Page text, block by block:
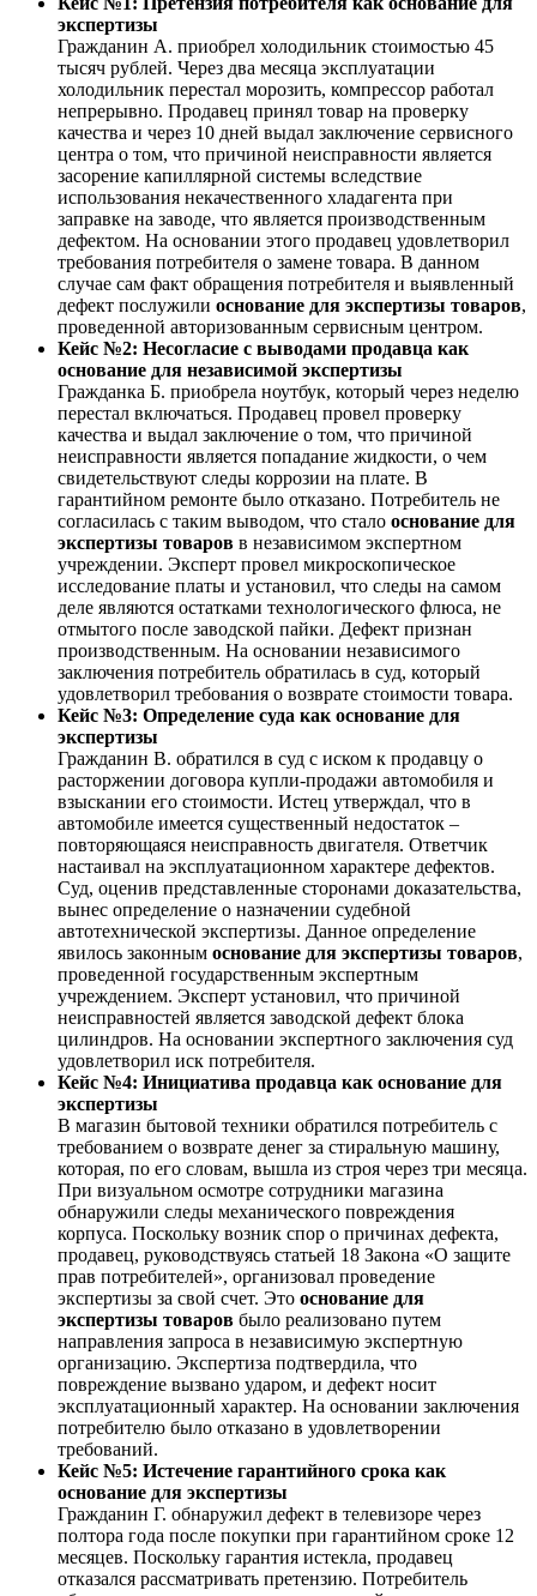
экспертизы
Гражданин А. приобрел холодильник стоимостью 45
тысяч рублей. Через два месяца эксплуатации
холодильник перестал морозить, компрессор работал
непрерывно. Продавец принял товар на проверку
качества и через 10 дней выдал заключение сервисного
центра о том, что причиной неисправности является
засорение капиллярной системы вследствие
использования некачественного хладагента при
заправке на заводе, что является производственным
дефектом. На основании этого продавец удовлетворил
требования потребителя о замене товара. В данном
случае сам факт обращения потребителя и выявленный
дефект послужили основание для экспертизы товаров,
проведенной авторизованным сервисным центром.
Кейс №2: Несогласие с выводами продавца как
основание для независимой экспертизы
Гражданка Б. приобрела ноутбук, который через неделю
перестал включаться. Продавец провел проверку
качества и выдал заключение о том, что причиной
неисправности является попадание жидкости, о чем
свидетельствуют следы коррозии на плате. В
гарантийном ремонте было отказано. Потребитель не
согласилась с таким выводом, что стало основание для
экспертизы товаров в независимом экспертном
учреждении. Эксперт провел микроскопическое
исследование платы и установил, что следы на самом
деле являются остатками технологического флюса, не
отмытого после заводской пайки. Дефект признан
производственным. На основании независимого
заключения потребитель обратилась в суд, который
удовлетворил требования о возврате стоимости товара.
Кейс №3: Определение суда как основание для
экспертизы
Гражданин В. обратился в суд с иском к продавцу о
расторжении договора купли-продажи автомобиля и
взыскании его стоимости. Истец утверждал, что в
автомобиле имеется существенный недостаток –
повторяющаяся неисправность двигателя. Ответчик
настаивал на эксплуатационном характере дефектов.
Суд, оценив представленные сторонами доказательства,
вынес определение о назначении судебной
автотехнической экспертизы. Данное определение
явилось законным основание для экспертизы товаров,
проведенной государственным экспертным
учреждением. Эксперт установил, что причиной
неисправностей является заводской дефект блока
цилиндров. На основании экспертного заключения суд
удовлетворил иск потребителя.
Кейс №4: Инициатива продавца как основание для
экспертизы
В магазин бытовой техники обратился потребитель с
требованием о возврате денег за стиральную машину,
которая, по его словам, вышла из строя через три месяца.
При визуальном осмотре сотрудники магазина
обнаружили следы механического повреждения
корпуса. Поскольку возник спор о причинах дефекта,
продавец, руководствуясь статьей 18 Закона «О защите
прав потребителей», организовал проведение
экспертизы за свой счет. Это основание для
экспертизы товаров было реализовано путем
направления запроса в независимую экспертную
организацию. Экспертиза подтвердила, что
повреждение вызвано ударом, и дефект носит
эксплуатационный характер. На основании заключения
потребителю было отказано в удовлетворении
требований.
Кейс №5: Истечение гарантийного срока как
основание для экспертизы
Гражданин Г. обнаружил дефект в телевизоре через
полтора года после покупки при гарантийном сроке 12
месяцев. Поскольку гарантия истекла, продавец
отказался рассматривать претензию. Потребитель